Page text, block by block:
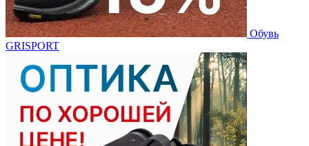
Обувь
GRISPORT